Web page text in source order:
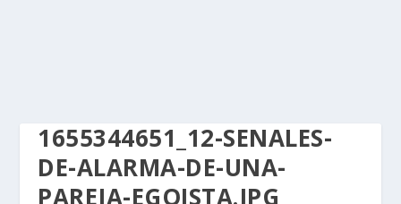
1655344651_12-SENALES-
DE-ALARMA-DE-UNA-
PAREJA-EGOISTA.JPG